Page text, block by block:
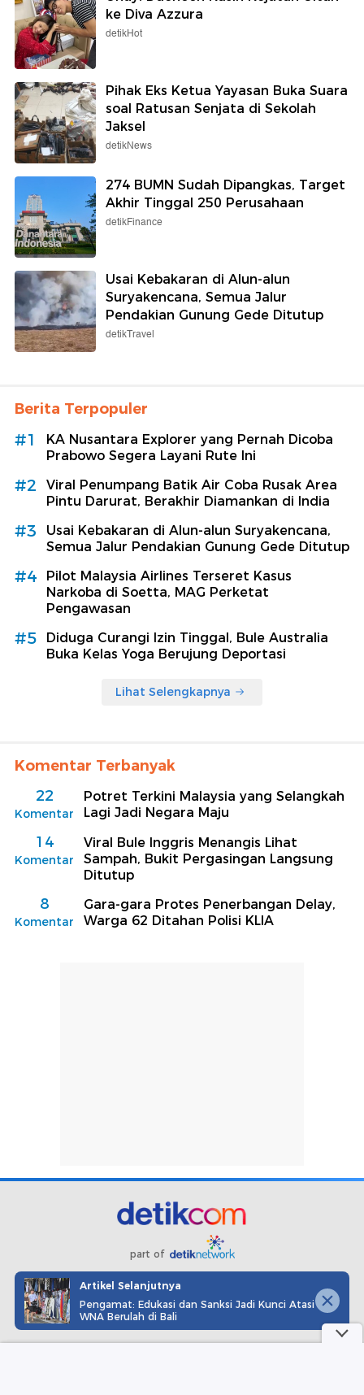
ke Diva Azzura
detikHot
Pihak Eks Ketua Yayasan Buka Suara
soal Ratusan Senjata di Sekolah
Jaksel
detikNews
274 BUMN Sudah Dipangkas, Target
Akhir Tinggal 250 Perusahaan
detikFinance
Usai Kebakaran di Alun-alun
Suryakencana, Semua Jalur
Pendakian Gunung Gede Ditutup
detikTravel
Berita Terpopuler
#1
KA Nusantara Explorer yang Pernah Dicoba
Prabowo Segera Layani Rute Ini
#2
Viral Penumpang Batik Air Coba Rusak Area
Pintu Darurat, Berakhir Diamankan di India
#3
Usai Kebakaran di Alun-alun Suryakencana,
Semua Jalur Pendakian Gunung Gede Ditutup
#4
Pilot Malaysia Airlines Terseret Kasus
Narkoba di Soetta, MAG Perketat
Pengawasan
#5
Diduga Curangi Izin Tinggal, Bule Australia
Buka Kelas Yoga Berujung Deportasi
Lihat Selengkapnya
Komentar Terbanyak
22
Komentar
Potret Terkini Malaysia yang Selangkah
Lagi Jadi Negara Maju
14
Komentar
Viral Bule Inggris Menangis Lihat
Sampah, Bukit Pergasingan Langsung
Ditutup
8
Komentar
Gara-gara Protes Penerbangan Delay,
Warga 62 Ditahan Polisi KLIA
part of
Redaksi Pedoman Media Siber
Kotak Pos
Info Iklan
Privacy Policy Disclaimer
Artikel Selanjutnya
Pengamat: Edukasi dan Sanksi Jadi Kunci Atasi
WNA Berulah di Bali